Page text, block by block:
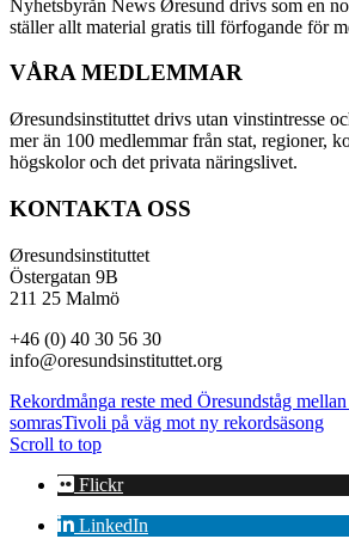
Nyhetsbyrån News Øresund drivs som en
ställer allt material gratis till förfogande för
VÅRA MEDLEMMAR
Øresundsinstituttet drivs utan vinst­intresse
mer än 100 medlemmar från stat, regioner,
högskolor och det privata näringslivet.
KONTAKTA OSS
Øresundsinstituttet
Östergatan 9B
211 25 Malmö
+46 (0) 40 30 56 30
info@oresundsinstituttet.org
Rekordmånga reste med Öresundståg
somrasTivoli på väg mot ny rekordsäsong
Scroll to top
Flickr
LinkedIn